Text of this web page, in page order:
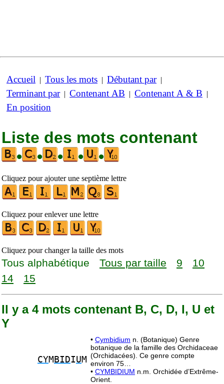
Accueil | Tous les mots | Débutant par|
Terminant par| Contenant AB | Contenant A & B |
En position
Liste des mots contenant
•
• • • •
Cliquez pour ajouter une septième lettre
Cliquez pour enlever une lettre
Cliquez pour changer la taille des mots
Tous alphabétique Tous par taille 9
10
14
15
Il y a 4 mots contenant B, C, D, I, U et
Y
CYM BIDIUM
• Cymbidium n. (Botanique) Genre
botanique de la famille des Orchidaceae
(Orchidacées). Ce genre compte
environ 75…
• CYMBIDIUM n.m. Orchidée d’Extrême-
Orient.